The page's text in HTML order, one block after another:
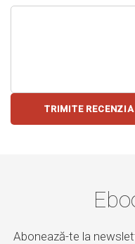
TRIMITE RECENZIA
Abonează-te la